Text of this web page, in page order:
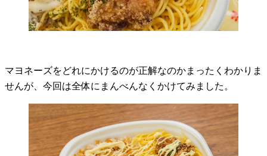
マヨネーズをどれにかけるのが正解なのかまったくわかりま
せんが、今回は全体にまんべんなくかけてみました。